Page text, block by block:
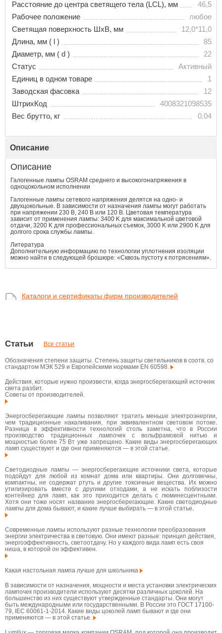
Расстояние до центра светящего тела (LCL), мм
46,5
Рабочее положение
любое
Светящая поверхность ШхВ, мм
12,0*11,0
Длина, мм ( l )
85
Диаметр, мм ( d )
22
Статус
Активный
Единиц в одном товаре
1
Заводская фасовка
12
ШтрихКод
4008321098535
Вес брутто, кг
0.04
Описание
Описание
Галогенные лампы OSRAM среднего и высокогонапряжения в
одноцокольном исполнении
Галогенные лампы сетевого напряжения делятся на одно- и
двухцокольные. В зависимости от назначения лампы могут работать
при напряжении 230 В, 240 В или 120 В. Цветовая температура
зависит от применения лампы: 3400 K для максимальной цветовой
отдачи, 3200 K для профессиональных съемок, 3000 K или 2900 K для
долгого срока службы лампы.
Литература
Дополнительную информацию по технологии уплотнения изоляции
можно найти в следующей брошюре: «Сквозь пустоту к потрясениям».
Каталоги и сертификаты фирм производителей
Статьи Все статьи
Обозначения степени защиты. Степень защиты светильников в соотв. со
стандартом МЭК 529 и Европейскими нормами EN 60598.
Действия, которые нужно произвести, когда энергосберегающий источник
света разбит.
Советы от производителей.
Энергосберегающие лампы позволяют тратить меньше электроэнергии,
чем традиционные накаливания, при эквивалентном световом потоке.
Разница в эффективности технологий столь заметна, что в России
производство традиционных лампочек с вольфрамовой нитью и
мощностью более 75 Вт уже запрещено. Какие виды энергосберегающих
ламп существуют и где они применяются — в этой статье.
Светодиодные лампы — энергосберегающие источники света, которые
подойдут для любой из комнат дома или квартиры. Они долговечны,
компактны, не содержат ртуть и другие токсичные вещества. Их можно
утилизировать вместе с другими отходами, а не искать поблизости
контейнер для ламп, как это приходится делать с люминесцентными.
Хотя они тоже носят название энергосберегающие. Какие светодиодные
лампы для дома бывают, и какие лучше выбирать — в этой статье.
Современные лампы используют разные технологии преобразования
энергии электричества в световую. Они имеют разные: принцип действия,
энергоэффективность, светоотдачу. Но у каждого вида ламп есть своя
ниша, в которой он эффективен.
Какая настольная лампа лучше для школьника
В зависимости от назначения, мощности и места установки электрических
лампочек производители используют десятки различных цоколей. На
большинство из них существуют утвержденные стандарты. Они могут
быть международными или государственными. В России это ГОСТ 17100-
79, IEC 60061-1-2014. Какие виды цоколей ламп бывают и где они
применяются — в этой статье.